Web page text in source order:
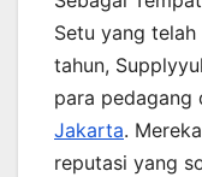
Setu yang
tahun,
para pedagang
Jakarta.
reputasi yang